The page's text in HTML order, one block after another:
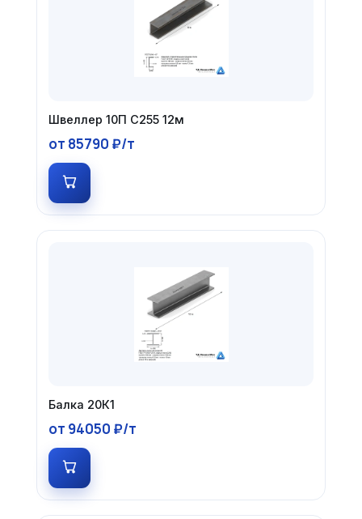
Швеллер 10П С255 12м
от 85790 ₽/т
Балка 20К1
от 94050 ₽/т